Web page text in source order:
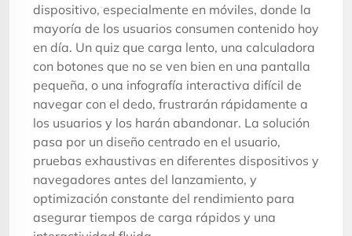
dispositivo, especialmente en móviles, donde la
mayoría de los usuarios consumen contenido hoy
en día. Un quiz que carga lento, una calculadora
con botones que no se ven bien en una pantalla
pequeña, o una infografía interactiva difícil de
navegar con el dedo, frustrarán rápidamente a
los usuarios y los harán abandonar. La solución
pasa por un diseño centrado en el usuario,
pruebas exhaustivas en diferentes dispositivos y
navegadores antes del lanzamiento, y
optimización constante del rendimiento para
asegurar tiempos de carga rápidos y una